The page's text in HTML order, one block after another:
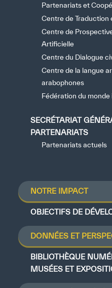
Partenariats et
Centre de Traduction
Centre de
Artificielle
Centre du Dialogue
Centre de la langue
arabophones
Fédération du monde
SECRÉTARIAT
PARTENARIATS
Partenariats actuels
NOTRE IMPACT
OBJECTIFS DE
DONNÉES ET
BIBLIOTHÈQUE
MUSÉES ET